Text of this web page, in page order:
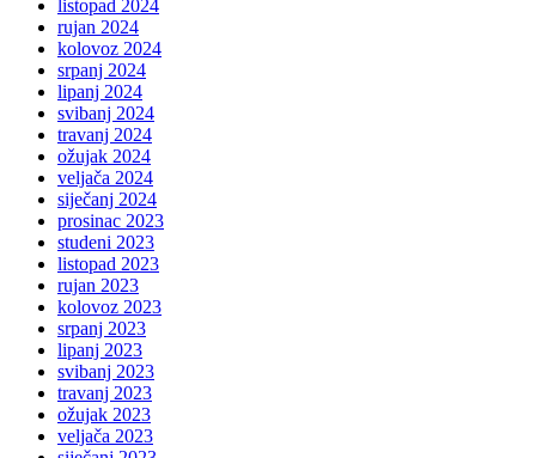
listopad 2024
rujan 2024
kolovoz 2024
srpanj 2024
lipanj 2024
svibanj 2024
travanj 2024
ožujak 2024
veljača 2024
siječanj 2024
prosinac 2023
studeni 2023
listopad 2023
rujan 2023
kolovoz 2023
srpanj 2023
lipanj 2023
svibanj 2023
travanj 2023
ožujak 2023
veljača 2023